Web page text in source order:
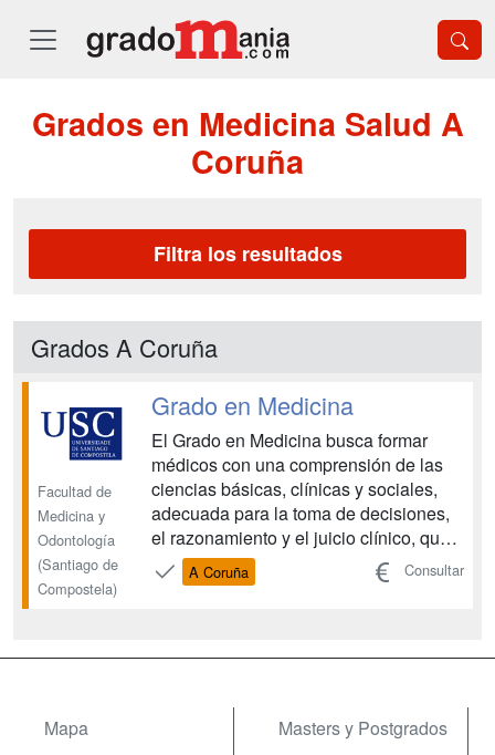
Grados en Medicina Salud A
Coruña
Filtra los resultados
Grados A Coruña
Facultad de
Medicina y
Odontología
(Santiago de
Compostela)
Grado en Medicina
El Grado en Medicina busca formar
médicos con una comprensión de las
ciencias básicas, clínicas y sociales,
adecuada para la toma de decisiones,
el razonamiento y el juicio clínico, que
presten una atención clínica de calidad,
asegurando que los pacientes no
profesionales que muestre...
A Coruña Consultar
Mapa
Masters y Postgrados